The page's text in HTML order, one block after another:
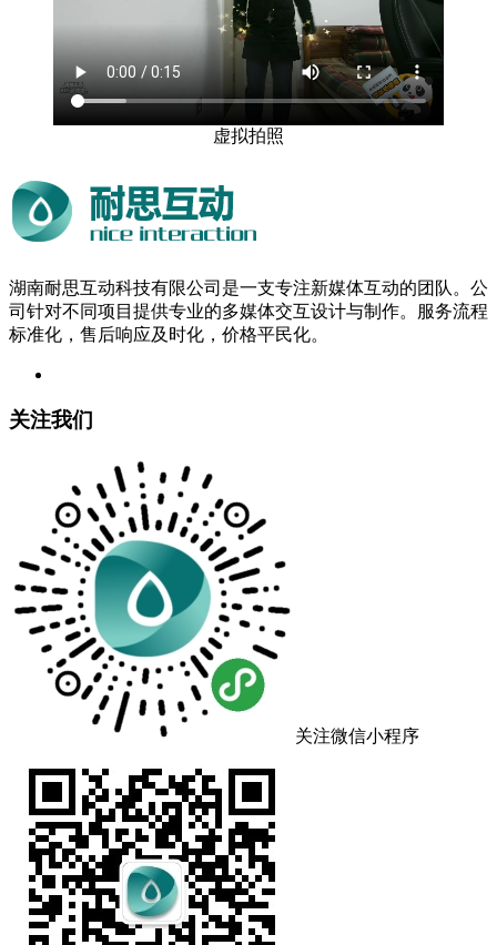
虚拟拍照
湖南耐思互动科技有限公司是一支专注新媒体互动的团队。公
司针对不同项目提供专业的多媒体交互设计与制作。服务流程
标准化，售后响应及时化，价格平民化。
关注我们
关注微信小程序